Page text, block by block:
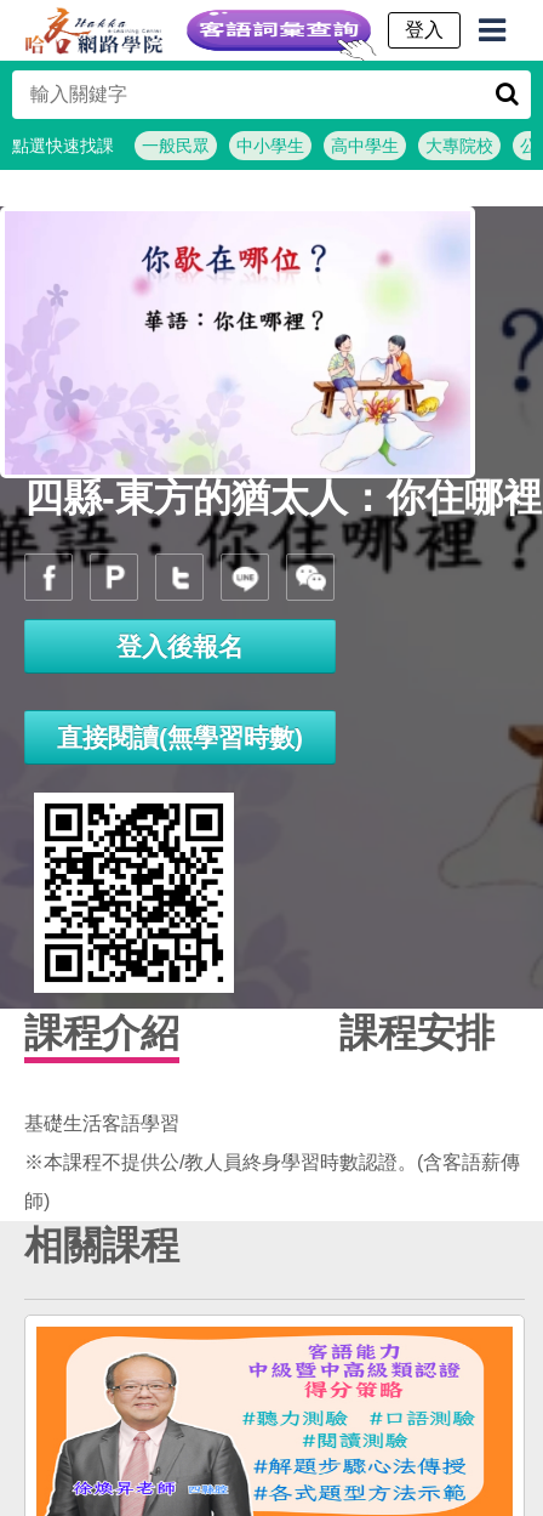
客語詞彙查詢
點選快速找課 一般民眾 中小學生 高中學生 大專院校 公
四縣-東方的猶太人：你住哪裡
登入後報名
直接閱讀(無學習時數)
課程介紹 課程安排
基礎生活客語學習
※本課程不提供公/教人員終身學習時數認證。(含客語薪傳
相關課程